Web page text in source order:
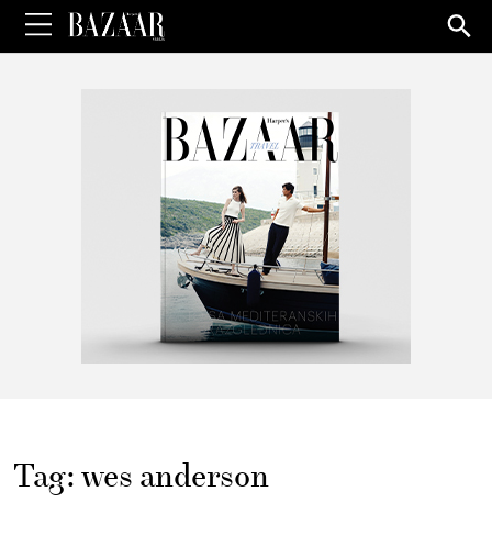
for:
Tag:wes anderson